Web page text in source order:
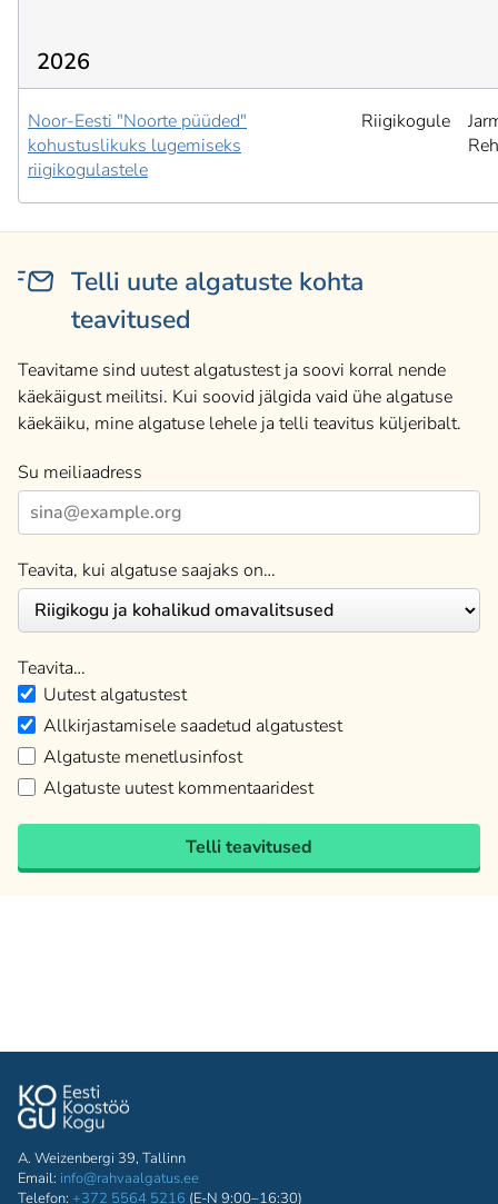
2026
Noor-Eesti "Noorte püüded"
kohustuslikuks lugemiseks
riigikogulastele
Riigikogule
Telli uute algatuste kohta
teavitused
Teavitame sind uutest algatustest ja soovi korral nende
käekäigust meilitsi. Kui soovid jälgida vaid ühe algatuse
käekäiku, mine algatuse lehele ja telli teavitus küljeribalt.
Su meiliaadress
Teavita, kui algatuse saajaks on…
Teavita…
Uutest algatustest
Allkirjastamisele saadetud algatustest
Algatuste menetlusinfost
Algatuste uutest kommentaaridest
Telli teavitused
A. Weizenbergi 39, Tallinn
Email: info@rahvaalgatus.ee
Telefon: +372 5564 5216 (E-N 9:00–16:30)